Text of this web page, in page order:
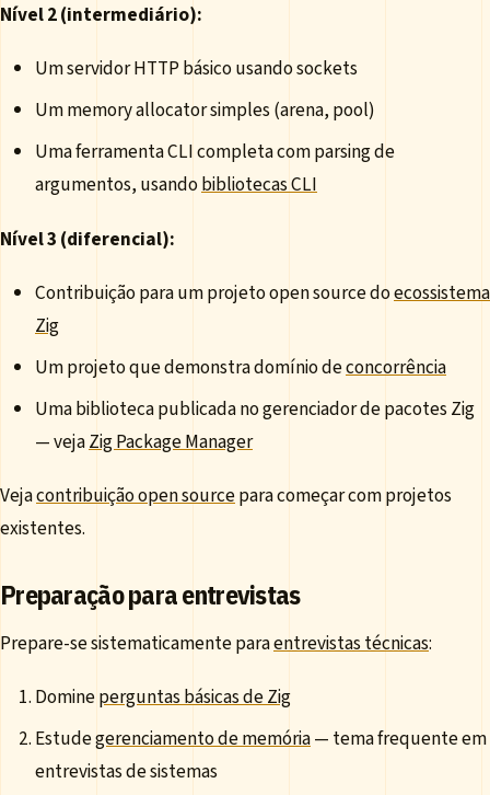
Nível 2 (intermediário):
Um servidor HTTP básico usando sockets
Um memory allocator simples (arena, pool)
Uma ferramenta CLI completa com parsing de
argumentos, usandobibliotecas CLI
Nível 3 (diferencial):
Contribuição para um projeto open source doecossistema
Zig
Um projeto que demonstra domínio deconcorrência
Uma biblioteca publicada no gerenciador de pacotes Zig
— vejaZig Package Manager
Vejacontribuição open sourcepara começar com projetos
existentes.
Preparação para entrevistas
Prepare-se sistematicamente paraentrevistas técnicas:
Domineperguntas básicas de Zig
Estudegerenciamento de memória— tema frequente em
entrevistas de sistemas